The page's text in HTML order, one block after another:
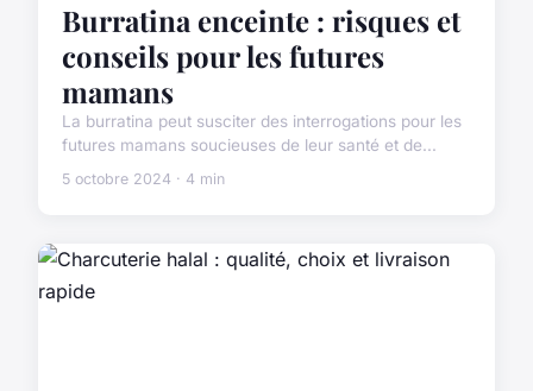
Burratina enceinte : risques et
conseils pour les futures
mamans
La burratina peut susciter des interrogations pour les
futures mamans soucieuses de leur santé et de...
5 octobre 2024 · 4 min